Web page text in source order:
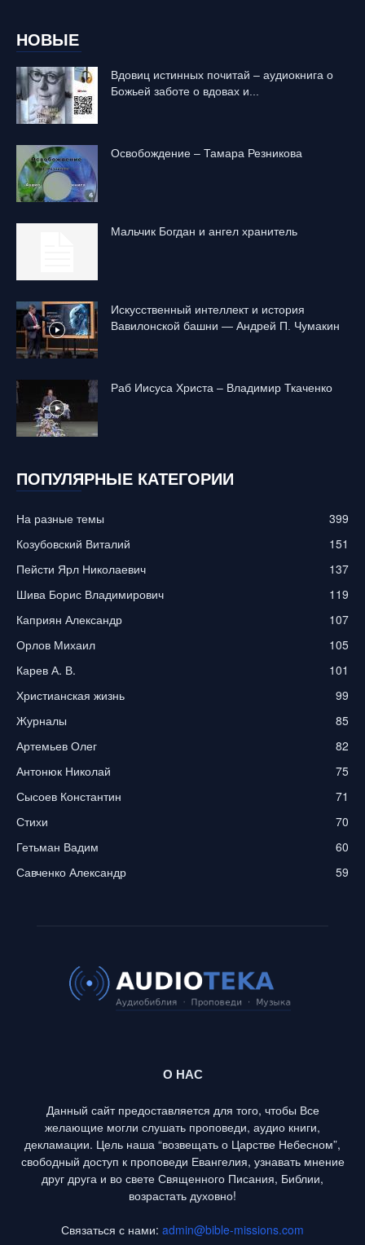
НОВЫЕ
Вдовиц истинных почитай – аудиокнига о
Божьей заботе о вдовах и...
Освобождение – Тамара Резникова
Mальчик Богдан и ангел хранитель
Искусственный интеллект и история
Вавилонской башни — Андрей П. Чумакин
Раб Иисуса Христа – Владимир Ткаченко
ПОПУЛЯРНЫЕ КАТЕГОРИИ
На разные темы
399
Козубовский Виталий
151
Пейсти Ярл Николаевич
137
Шива Борис Владимирович
119
Каприян Александр
107
Орлов Михаил
105
Карев А. В.
101
Христианская жизнь
99
Журналы
85
Артемьев Олег
82
Антонюк Николай
75
Сысоев Константин
71
Стихи
70
Гетьман Вадим
60
Савченко Александр
59
О НАС
Данный сайт предоставляется для того, чтобы Все
желающие могли слушать проповеди, аудио книги,
декламации. Цель наша “возвещать о Царстве Небесном”,
свободный доступ к проповеди Евангелия, узнавать мнение
друг друга и во свете Священного Писания, Библии,
возрастать духовно!
Связаться с нами: admin@bible-missions.com